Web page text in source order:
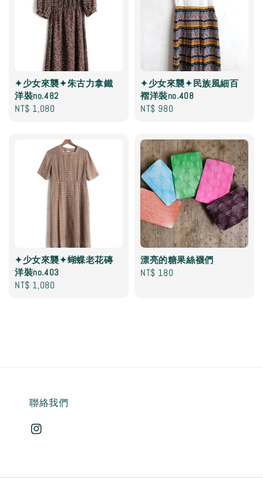
✦少女來襲✦朱古力拿鐵
洋裝no.482
Regular
NT$ 1,080
✦少女來襲✦民族風細百
褶洋裝no.408
Regular
NT$ 980
✦少女來襲✦蝴蝶老花磚
洋裝no.403
Regular
NT$ 1,080
漂亮的糖果絲襪們
Regular
NT$ 180
聯絡我們